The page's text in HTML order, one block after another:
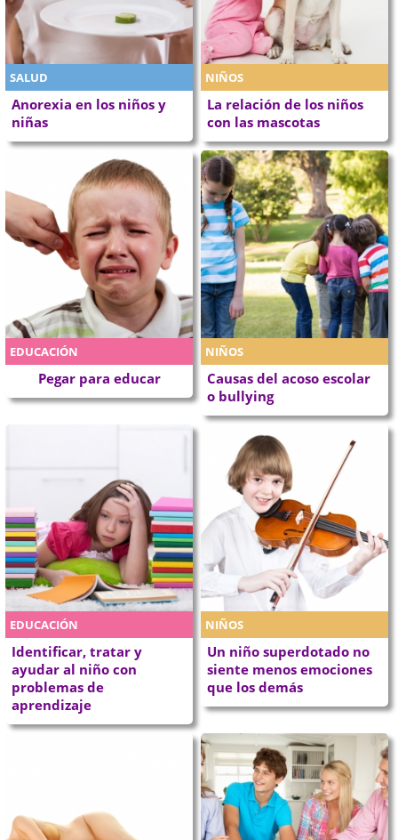
SALUD
Anorexia en los niños y
niñas
NIÑOS
La relación de los niños
con las mascotas
EDUCACIÓN
Pegar para educar
NIÑOS
Causas del acoso escolar
o bullying
EDUCACIÓN
Identificar, tratar y
ayudar al niño con
problemas de
aprendizaje
NIÑOS
Un niño superdotado no
siente menos emociones
que los demás